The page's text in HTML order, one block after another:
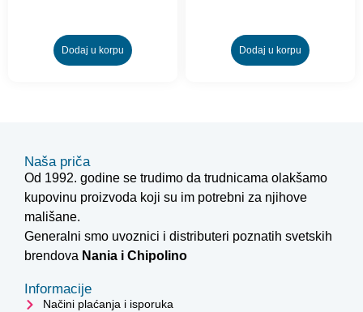
Dodaj u korpu Dodaj u korpu
Naša priča
Od 1992. godine se trudimo da trudnicama olakšamo
kupovinu proizvoda koji su im potrebni za njihove
mališane.
Generalni smo uvoznici i distributeri poznatih svetskih
brendova Nania i Chipolino
Informacije
Načini plaćanja i isporuka